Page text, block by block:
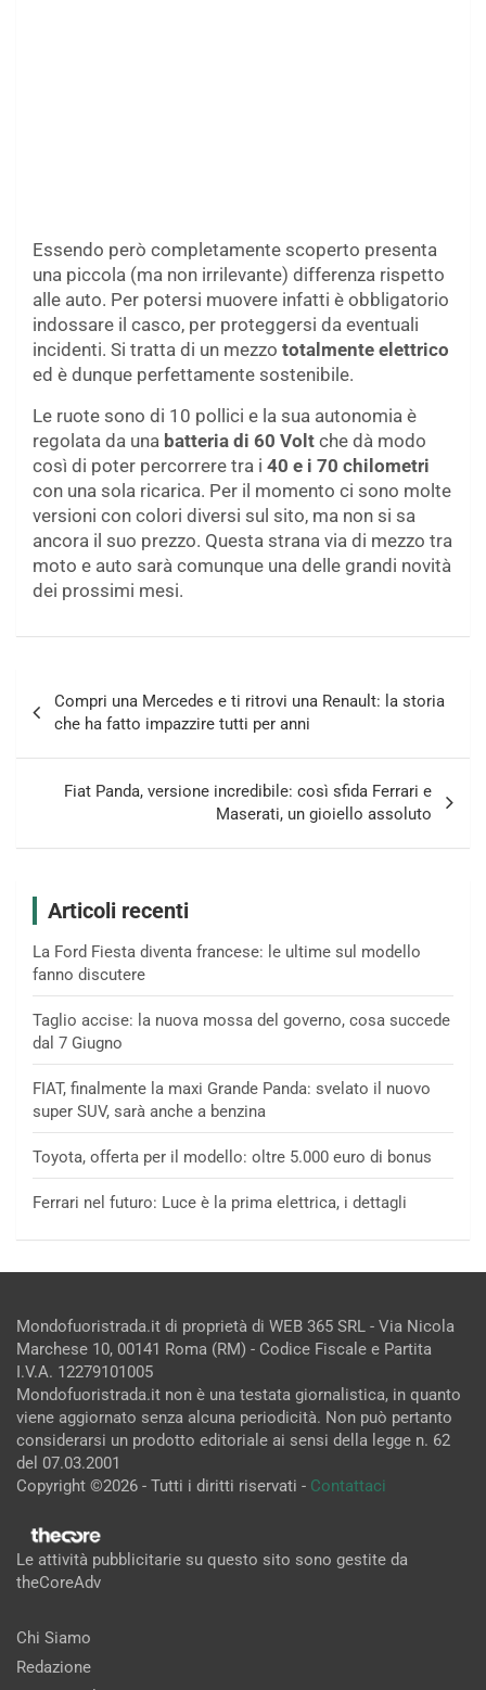
Essendo però completamente scoperto presenta
una piccola (ma non irrilevante) differenza rispetto
alle auto. Per potersi muovere infatti è obbligatorio
indossare il casco, per proteggersi da eventuali
incidenti. Si tratta di un mezzo totalmente elettrico
ed è dunque perfettamente sostenibile.
Le ruote sono di 10 pollici e la sua autonomia è
regolata da una batteria di 60 Volt che dà modo
così di poter percorrere tra i 40 e i 70 chilometri
con una sola ricarica. Per il momento ci sono molte
versioni con colori diversi sul sito, ma non si sa
ancora il suo prezzo. Questa strana via di mezzo tra
moto e auto sarà comunque una delle grandi novità
dei prossimi mesi.
articoli
Compri una Mercedes e ti ritrovi una Renault: la storia
che ha fatto impazzire tutti per anni
Fiat Panda, versione incredibile: così sfida Ferrari e
Maserati, un gioiello assoluto
Articoli recenti
La Ford Fiesta diventa francese: le ultime sul modello
fanno discutere
Taglio accise: la nuova mossa del governo, cosa succede
dal 7 Giugno
FIAT, finalmente la maxi Grande Panda: svelato il nuovo
super SUV, sarà anche a benzina
Toyota, offerta per il modello: oltre 5.000 euro di bonus
Ferrari nel futuro: Luce è la prima elettrica, i dettagli
Mondofuoristrada.it di proprietà di WEB 365 SRL - Via Nicola
Marchese 10, 00141 Roma (RM) - Codice Fiscale e Partita
I.V.A. 12279101005
Mondofuoristrada.it non è una testata giornalistica, in quanto
viene aggiornato senza alcuna periodicità. Non può pertanto
considerarsi un prodotto editoriale ai sensi della legge n. 62
del 07.03.2001
Copyright ©2026 - Tutti i diritti riservati - Contattaci
Le attività pubblicitarie su questo sito sono gestite da
theCoreAdv
Chi Siamo
Redazione